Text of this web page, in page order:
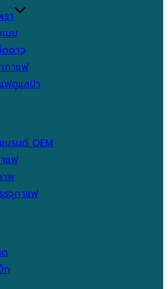
รา
มฆ
ดดาว
กาแฟ
ฟดูแลป่า
บรนด์ OEM
แฟ
พ
รจุกาแฟ
ก